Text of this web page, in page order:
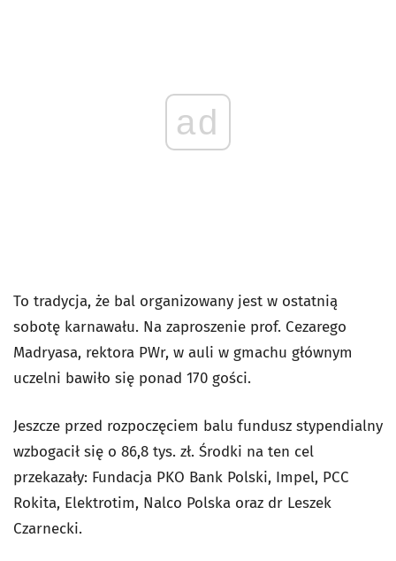
ad
To tradycja, że bal organizowany jest w ostatnią
sobotę karnawału. Na zaproszenie prof. Cezarego
Madryasa, rektora PWr, w auli w gmachu głównym
uczelni bawiło się ponad 170 gości.
Jeszcze przed rozpoczęciem balu fundusz stypendialny
wzbogacił się o 86,8 tys. zł. Środki na ten cel
przekazały: Fundacja PKO Bank Polski, Impel, PCC
Rokita, Elektrotim, Nalco Polska oraz dr Leszek
Czarnecki.